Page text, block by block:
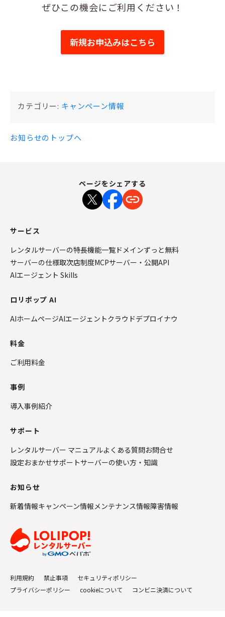
ぜひこの機会にご利用ください！
新規お申込みはこちら
カテゴリー: キャンペーン情報
お知らせのトップへ
ページをシェアする
サービス
レンタルサーバーの特長機能一覧 ドメインずっと無料
サーバーの仕様取次店制度MCPサーバー・公開API
AIエージェント Skills
ロリポップ AI
AIホームページAIエージェントクラウドデプロイナウ
料金
ご利用料金
事例
導入事例紹介
サポート
レンタルサーバー マニュアルよくある質問お問合せ
設定おまかせサポートサーバーの使い方・知識
お知らせ
新着情報キャンペーン情報メンテナンス情報障害情報
利用規約 禁止事項
セキュリティポリシー
プライバシーポリシー
cookieについて コンビニ決済について